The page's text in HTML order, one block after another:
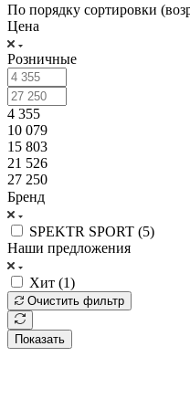
По порядку сортировки
Цена
Розничные
4 355
10 079
15 803
21 526
27 250
Бренд
SPEKTR SPORT (5)
Наши предложения
Хит (1)
Очистить фильтр
Показать